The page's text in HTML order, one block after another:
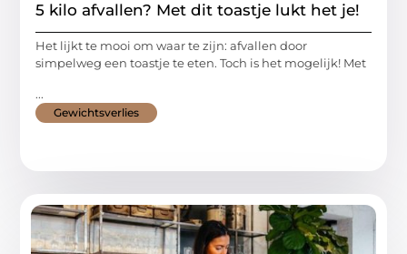
5 kilo afvallen? Met dit toastje lukt het je!
Het lijkt te mooi om waar te zijn: afvallen door
simpelweg een toastje te eten. Toch is het mogelijk! Met
...
Gewichtsverlies